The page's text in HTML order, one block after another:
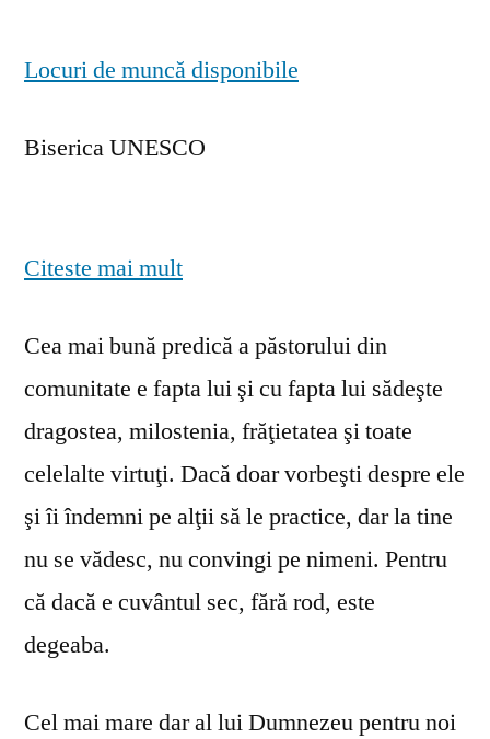
Locuri de muncă disponibile
Biserica UNESCO
Citeste mai mult
Cea mai bună predică a păstorului din
comunitate e fapta lui şi cu fapta lui sădeşte
dragostea, milostenia, frăţietatea şi toate
celelalte virtuţi. Dacă doar vorbeşti despre ele
şi îi îndemni pe alţii să le practice, dar la tine
nu se vă­desc, nu convingi pe nimeni. Pentru
că dacă e cuvântul sec, fără rod, este
degeaba.
Cel mai mare dar al lui Dumnezeu pentru noi